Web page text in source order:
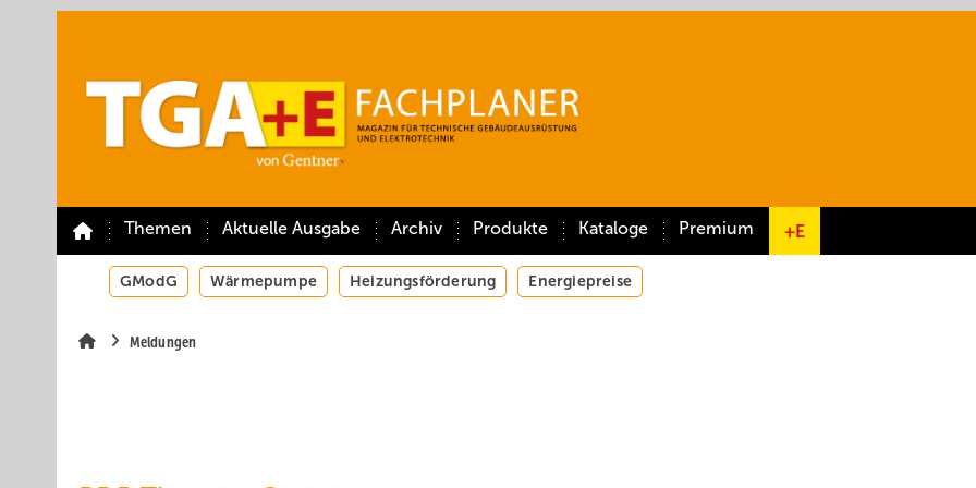
Themen Aktuelle Ausgabe Archiv Produkte Kataloge Premium +E
GModG Wärmepumpe Heizungsförderung Energiepreise
Meldungen